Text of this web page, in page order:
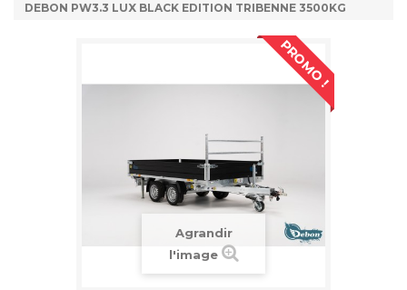
DEBON PW3.3 LUX BLACK EDITION TRIBENNE 3500KG
PROMO !
Agrandir
l'image